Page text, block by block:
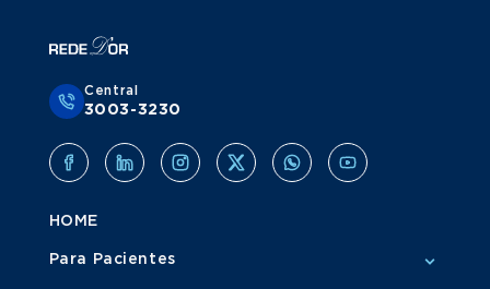
Central
3003-3230
HOME
Para Pacientes